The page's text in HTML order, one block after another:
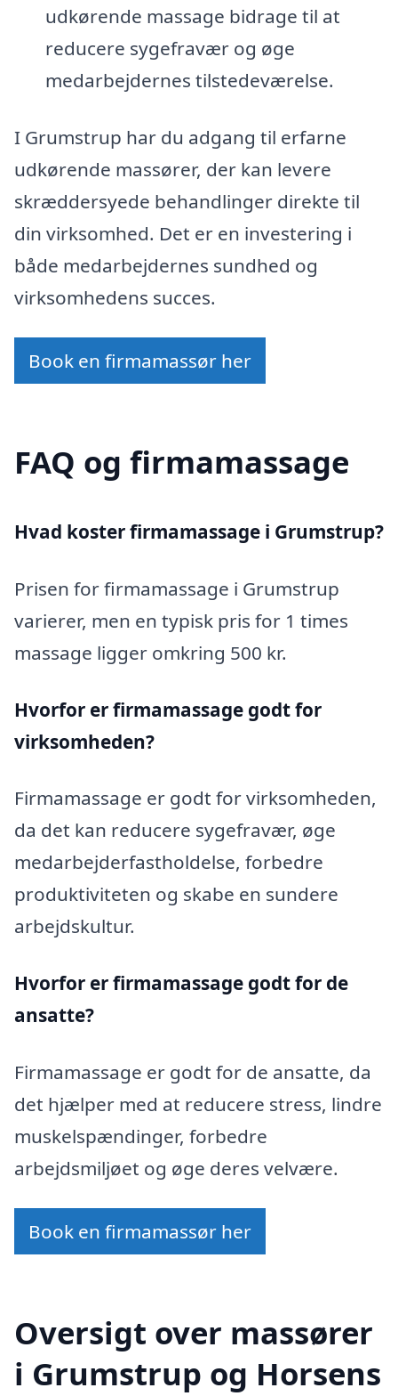
udkørende massage bidrage til at
reducere sygefravær og øge
medarbejdernes tilstedeværelse.
I Grumstrup har du adgang til erfarne
udkørende massører, der kan levere
skræddersyede behandlinger direkte til
din virksomhed. Det er en investering i
både medarbejdernes sundhed og
virksomhedens succes.
Book en firmamassør her
FAQ og firmamassage
Hvad koster firmamassage i Grumstrup?
Prisen for firmamassage i Grumstrup
varierer, men en typisk pris for 1 times
massage ligger omkring 500 kr.
Hvorfor er firmamassage godt for
virksomheden?
Firmamassage er godt for virksomheden,
da det kan reducere sygefravær, øge
medarbejderfastholdelse, forbedre
produktiviteten og skabe en sundere
arbejdskultur.
Hvorfor er firmamassage godt for de
ansatte?
Firmamassage er godt for de ansatte, da
det hjælper med at reducere stress, lindre
muskelspændinger, forbedre
arbejdsmiljøet og øge deres velvære.
Book en firmamassør her
Oversigt over massører
i Grumstrup og Horsens